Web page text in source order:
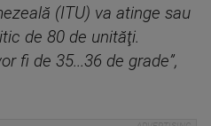
(ITU) va atinge sau
de 80 de unităţi.
fi de 35...36 de grade”,